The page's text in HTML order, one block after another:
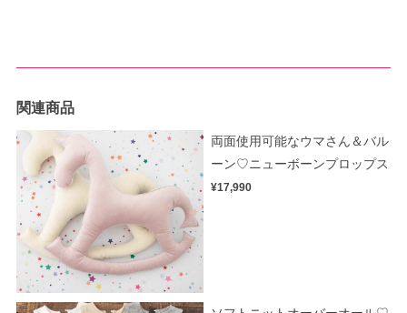
関連商品
両面使用可能なウマさん＆バル
ーン♡ニューボーンプロップス
¥17,990